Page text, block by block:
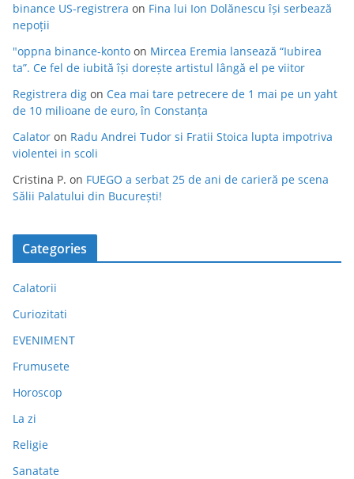
binance US-registrera on Fina lui Ion Dolănescu își serbează
nepoții
"oppna binance-konto on Mircea Eremia lansează “Iubirea
ta”. Ce fel de iubită își dorește artistul lângă el pe viitor
Registrera dig on Cea mai tare petrecere de 1 mai pe un yaht
de 10 milioane de euro, în Constanța
Calator on Radu Andrei Tudor si Fratii Stoica lupta impotriva
violentei in scoli
Cristina P. on FUEGO a serbat 25 de ani de carieră pe scena
Sălii Palatului din București!
Categories
Calatorii
Curiozitati
EVENIMENT
Frumusete
Horoscop
La zi
Religie
Sanatate